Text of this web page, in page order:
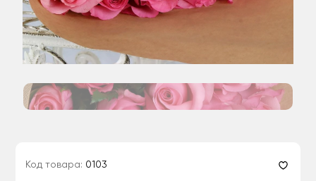
Код товара: 0103